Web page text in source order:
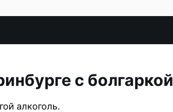
с болгаркой
алкоголь.